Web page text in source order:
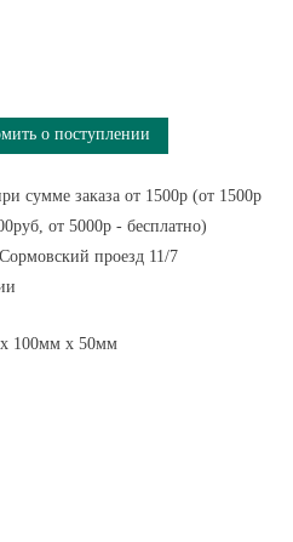
о поступлении
сумме заказа от 1500р (от 1500р
от 5000р - бесплатно)
проезд 11/7
100мм x 50мм